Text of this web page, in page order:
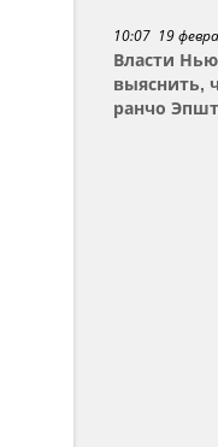
10:07 19
Власти
выяснить,
ранчо